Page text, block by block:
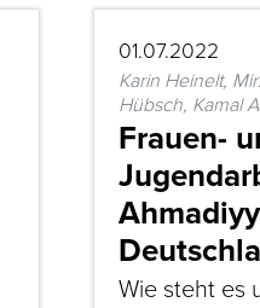
01.07.2022
Karin Heinelt,
Hübsch, Kamal
Frauen-
Wie steht es